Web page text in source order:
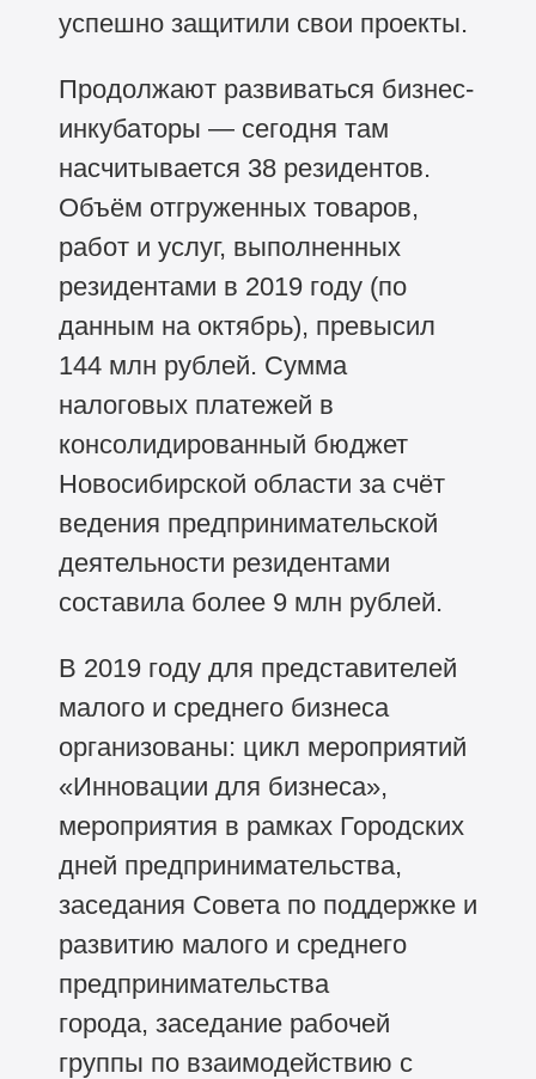
успешно защитили свои проекты.
Продолжают развиваться бизнес-
инкубаторы — сегодня там
насчитывается 38 резидентов.
Объём отгруженных товаров,
работ и услуг, выполненных
резидентами в 2019 году (по
данным на октябрь), превысил
144 млн рублей. Сумма
налоговых платежей в
консолидированный бюджет
Новосибирской области за счёт
ведения предпринимательской
деятельности резидентами
составила более 9 млн рублей.
В 2019 году для представителей
малого и среднего бизнеса
организованы: цикл мероприятий
«Инновации для бизнеса»,
мероприятия в рамках Городских
дней предпринимательства,
заседания Совета по поддержке и
развитию малого и среднего
предпринимательства
города, заседание рабочей
группы по взаимодействию с